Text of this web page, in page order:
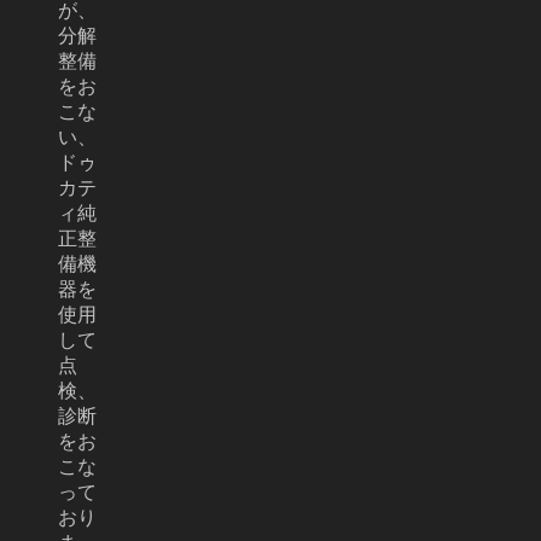
が、
分解
整備
をお
こな
い、
ドゥ
カテ
ィ純
正整
備機
器を
使用
して
点
検、
診断
をお
こな
って
おり